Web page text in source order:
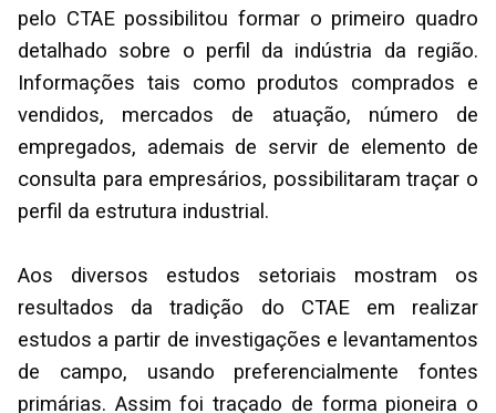
pelo CTAE possibilitou formar o primeiro quadro
detalhado sobre o perfil da indústria da região.
Informações tais como produtos comprados e
vendidos, mercados de atuação, número de
empregados, ademais de servir de elemento de
consulta para empresários, possibilitaram traçar o
perfil da estrutura industrial.
Aos diversos estudos setoriais mostram os
resultados da tradição do CTAE em realizar
estudos a partir de investigações e levantamentos
de campo, usando preferencialmente fontes
primárias. Assim foi traçado de forma pioneira o